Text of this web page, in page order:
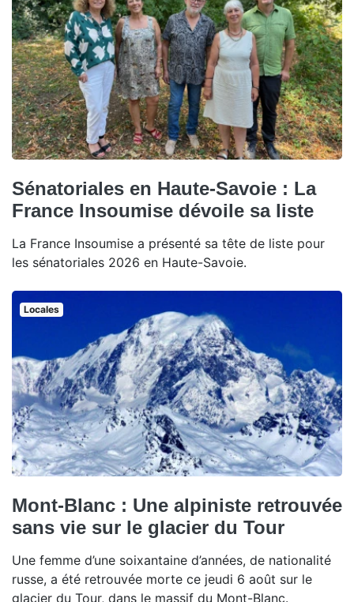
Sénatoriales en Haute-Savoie : La
France Insoumise dévoile sa liste
La France Insoumise a présenté sa tête de liste pour
les sénatoriales 2026 en Haute-Savoie.
Locales
Mont-Blanc : Une alpiniste retrouvée
sans vie sur le glacier du Tour
Une femme d’une soixantaine d’années, de nationalité
russe, a été retrouvée morte ce jeudi 6 août sur le
glacier du Tour, dans le massif du Mont-Blanc.